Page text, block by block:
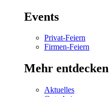
Events
Privat-Feiern
Firmen-Feiern
Mehr entdecken
Aktuelles